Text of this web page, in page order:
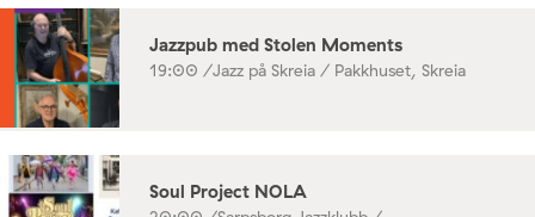
Jazzpub med Stolen Moments
19:00 /Jazz på Skreia / Pakkhuset, Skreia
Soul Project NOLA